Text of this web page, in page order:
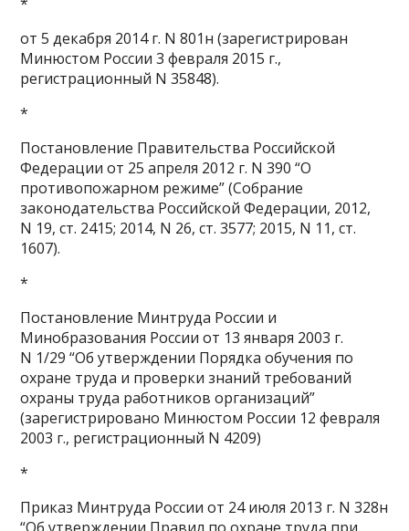
от 5 декабря 2014 г. N 801н (зарегистрирован
Минюстом России 3 февраля 2015 г.,
регистрационный N 35848).
*
Постановление Правительства Российской
Федерации от 25 апреля 2012 г. N 390 “О
противопожарном режиме” (Собрание
законодательства Российской Федерации, 2012,
N 19, ст. 2415; 2014, N 26, ст. 3577; 2015, N 11, ст.
1607).
*
Постановление Минтруда России и
Минобразования России от 13 января 2003 г.
N 1/29 “Об утверждении Порядка обучения по
охране труда и проверки знаний требований
охраны труда работников организаций”
(зарегистрировано Минюстом России 12 февраля
2003 г., регистрационный N 4209)
*
Приказ Минтруда России от 24 июля 2013 г. N 328н